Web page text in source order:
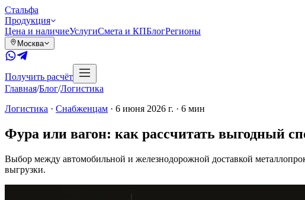
Стальфа
Продукция
Цена и наличиеУслугиСмета и КПБлогРегионы
Москва
Получить расчёт
Главная/Блог/Логистика
Логистика · Снабженцам · 6 июня 2026 г. · 6 мин
Фура или вагон: как рассчитать выгодный
Выбор между автомобильной и железнодорожной доставкой
выгрузки.